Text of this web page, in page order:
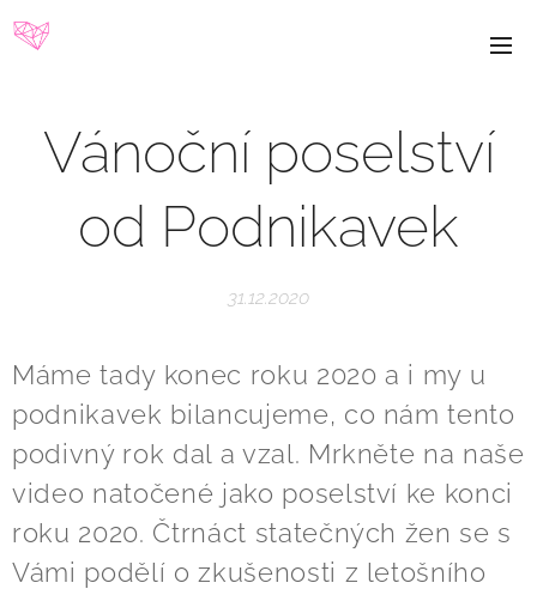
Vánoční poselství
od Podnikavek
31.12.2020
Máme tady konec roku 2020 a i my u
podnikavek bilancujeme, co nám tento
podivný rok dal a vzal. Mrkněte na naše
video natočené jako poselství ke konci
roku 2020. Čtrnáct statečných žen se s
Vámi podělí o zkušenosti z letošního